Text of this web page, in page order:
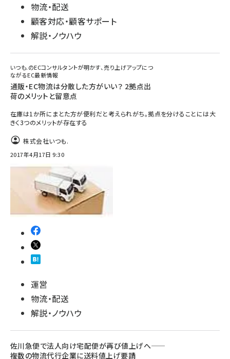
物流・配送
顧客対応・顧客サポート
解説・ノウハウ
いつも.のECコンサルタントが明かす、売り上げアップにつ
ながるEC最新情報
通販・EC物流は分散した方がいい？ 2拠点出
荷のメリットと留意点
在庫は1か所にまとた方が便利だと考えられがち。拠点を分けることには大
きく3つのメリットが存在する
株式会社いつも.
2017年4月17日 9:30
運営
物流・配送
解説・ノウハウ
佐川急便で法人向け宅配便が再び値上げへ――
複数の物流代行企業に送料値上げ要請